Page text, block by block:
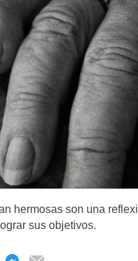
hermosas son una
sus objetivos.